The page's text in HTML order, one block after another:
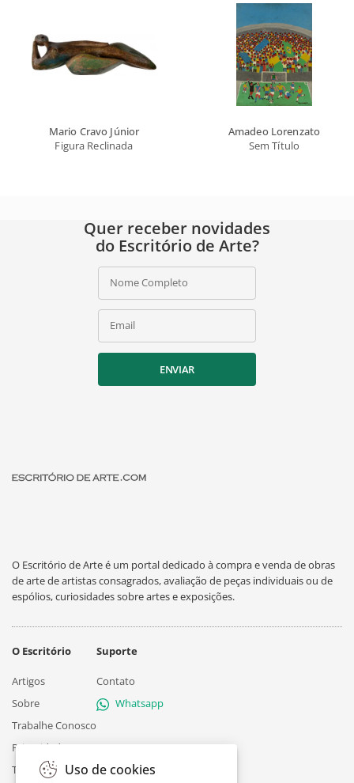
Mario Cravo Júnior
Figura Reclinada
Amadeo Lorenzato
Sem Título
Quer receber novidades
do Escritório de Arte?
Nome Completo
Email
ENVIAR
O Escritório de Arte é um portal dedicado à compra e venda de obras
de arte de artistas consagrados, avaliação de peças individuais ou de
espólios, curiosidades sobre artes e exposições.
O Escritório
Artigos
Sobre
Trabalhe Conosco
Privacidade
Termos
Suporte
Contato
Whatsapp
Uso de cookies